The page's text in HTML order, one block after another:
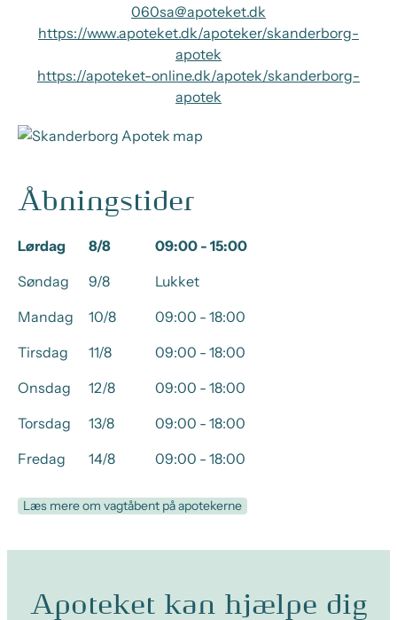
060sa@apoteket.dk
https://www.apoteket.dk/apoteker/skanderborg-
apotek
https://apoteket-online.dk/apotek/skanderborg-
apotek
Åbningstider
Lørdag 8/8
09:00 - 15:00
Søndag
9/8
Lukket
Mandag
10/8
09:00 - 18:00
Tirsdag
11/8
09:00 - 18:00
Onsdag
12/8
09:00 - 18:00
Torsdag
13/8
09:00 - 18:00
Fredag
14/8 09:00 - 18:00
Læs mere om vagtåbent på apotekerne
Apoteket kan hjælpe dig